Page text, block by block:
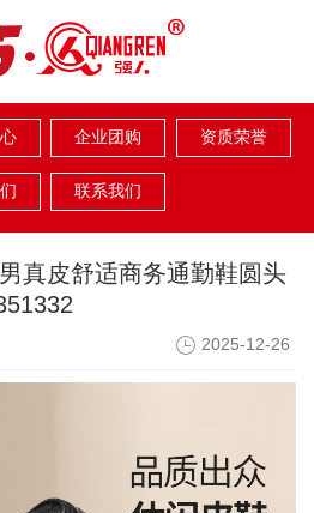
企业团购 资质荣誉
联系我们
真皮舒适商务通勤鞋圆头
2025-12-26